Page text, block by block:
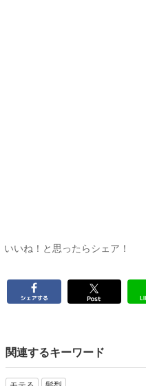
いいね！と思ったらシェア！
関連するキーワード